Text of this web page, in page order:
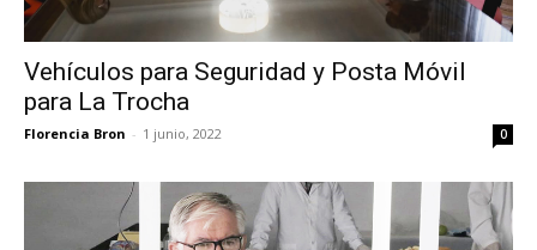
Vehículos para Seguridad y Posta Móvil
para La Trocha
Florencia Bron - 1 junio, 2022 0